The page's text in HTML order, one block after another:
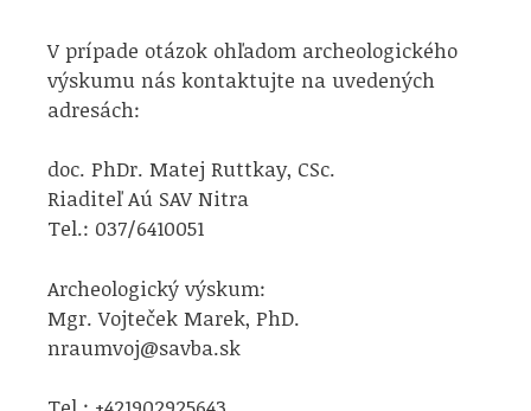
V prípade otázok ohľadom archeologického
výskumu nás kontaktujte na uvedených
adresách:
doc. PhDr. Matej Ruttkay, CSc.
Riaditeľ Aú SAV Nitra
Tel.: 037/6410051
Archeologický výskum:
Mgr. Vojteček Marek, PhD.
nraumvoj@savba.sk